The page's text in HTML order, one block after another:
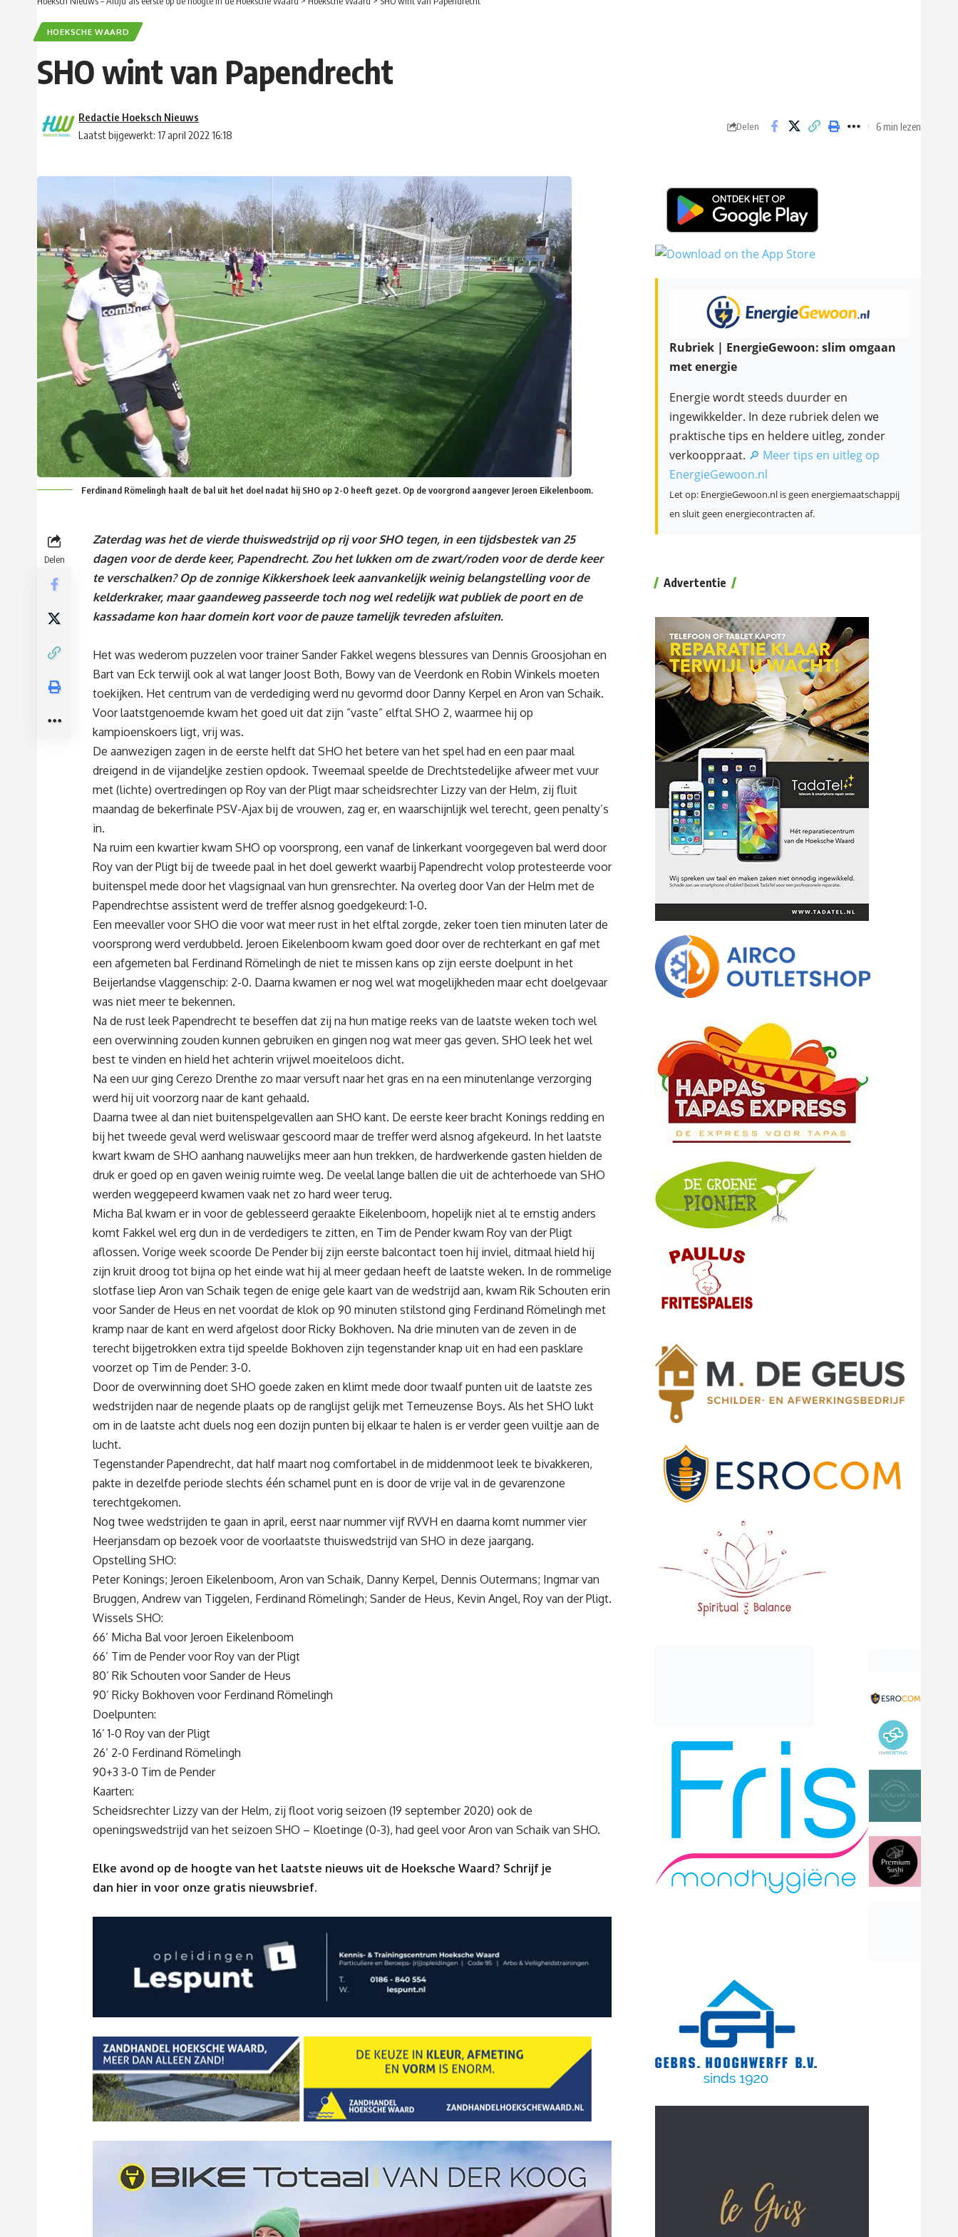
HOEKSCHE WAARD
SHO wint van Papendrecht
Laatst bijgewerkt: 17 april 2022 16:18
Redactie Hoeksch Nieuws
Delen 6 min lezen
Ferdinand Römelingh haalt de bal uit het doel nadat hij SHO op 2-0 heeft gezet. Op de voorgrond aangever Jeroen Eikelenboom.
Delen
Zaterdag was het de vierde thuiswedstrijd op rij voor SHO tegen, in een tijdsbestek van 25
dagen voor de derde keer, Papendrecht. Zou het lukken om de zwart/roden voor de derde keer
te verschalken? Op de zonnige Kikkershoek leek aanvankelijk weinig belangstelling voor de
kelderkraker, maar gaandeweg passeerde toch nog wel redelijk wat publiek de poort en de
kassadame kon haar domein kort voor de pauze tamelijk tevreden afsluiten.
Het was wederom puzzelen voor trainer Sander Fakkel wegens blessures van Dennis Groosjohan en
Bart van Eck terwijl ook al wat langer Joost Both, Bowy van de Veerdonk en Robin Winkels moeten
toekijken. Het centrum van de verdediging werd nu gevormd door Danny Kerpel en Aron van Schaik.
Voor laatstgenoemde kwam het goed uit dat zijn ”vaste” elftal SHO 2, waarmee hij op
kampioenskoers ligt, vrij was.
De aanwezigen zagen in de eerste helft dat SHO het betere van het spel had en een paar maal
dreigend in de vijandeljke zestien opdook. Tweemaal speelde de Drechtstedelijke afweer met vuur
met (lichte) overtredingen op Roy van der Pligt maar scheidsrechter Lizzy van der Helm, zij fluit
maandag de bekerfinale PSV-Ajax bij de vrouwen, zag er, en waarschijnlijk wel terecht, geen penalty’s
in.
Na ruim een kwartier kwam SHO op voorsprong, een vanaf de linkerkant voorgegeven bal werd door
Roy van der Pligt bij de tweede paal in het doel gewerkt waarbij Papendrecht volop protesteerde voor
buitenspel mede door het vlagsignaal van hun grensrechter. Na overleg door Van der Helm met de
Papendrechtse assistent werd de treffer alsnog goedgekeurd: 1-0.
Een meevaller voor SHO die voor wat meer rust in het elftal zorgde, zeker toen tien minuten later de
voorsprong werd verdubbeld. Jeroen Eikelenboom kwam goed door over de rechterkant en gaf met
een afgemeten bal Ferdinand Römelingh de niet te missen kans op zijn eerste doelpunt in het
Beijerlandse vlaggenschip: 2-0. Daarna kwamen er nog wel wat mogelijkheden maar echt doelgevaar
was niet meer te bekennen.
Na de rust leek Papendrecht te beseffen dat zij na hun matige reeks van de laatste weken toch wel
een overwinning zouden kunnen gebruiken en gingen nog wat meer gas geven. SHO leek het wel
best te vinden en hield het achterin vrijwel moeiteloos dicht.
Na een uur ging Cerezo Drenthe zo maar versuft naar het gras en na een minutenlange verzorging
werd hij uit voorzorg naar de kant gehaald.
Daarna twee al dan niet buitenspelgevallen aan SHO kant. De eerste keer bracht Konings redding en
bij het tweede geval werd weliswaar gescoord maar de treffer werd alsnog afgekeurd. In het laatste
kwart kwam de SHO aanhang nauwelijks meer aan hun trekken, de hardwerkende gasten hielden de
druk er goed op en gaven weinig ruimte weg. De veelal lange ballen die uit de achterhoede van SHO
werden weggepeerd kwamen vaak net zo hard weer terug.
Micha Bal kwam er in voor de geblesseerd geraakte Eikelenboom, hopelijk niet al te ernstig anders
komt Fakkel wel erg dun in de verdedigers te zitten, en Tim de Pender kwam Roy van der Pligt
aflossen. Vorige week scoorde De Pender bij zijn eerste balcontact toen hij inviel, ditmaal hield hij
zijn kruit droog tot bijna op het einde wat hij al meer gedaan heeft de laatste weken. In de rommelige
slotfase liep Aron van Schaik tegen de enige gele kaart van de wedstrijd aan, kwam Rik Schouten erin
voor Sander de Heus en net voordat de klok op 90 minuten stilstond ging Ferdinand Römelingh met
kramp naar de kant en werd afgelost door Ricky Bokhoven. Na drie minuten van de zeven in de
terecht bijgetrokken extra tijd speelde Bokhoven zijn tegenstander knap uit en had een pasklare
voorzet op Tim de Pender: 3-0.
Door de overwinning doet SHO goede zaken en klimt mede door twaalf punten uit de laatste zes
wedstrijden naar de negende plaats op de ranglijst gelijk met Terneuzense Boys. Als het SHO lukt
om in de laatste acht duels nog een dozijn punten bij elkaar te halen is er verder geen vuiltje aan de
lucht.
Tegenstander Papendrecht, dat half maart nog comfortabel in de middenmoot leek te bivakkeren,
pakte in dezelfde periode slechts één schamel punt en is door de vrije val in de gevarenzone
terechtgekomen.
Nog twee wedstrijden te gaan in april, eerst naar nummer vijf RVVH en daarna komt nummer vier
Heerjansdam op bezoek voor de voorlaatste thuiswedstrijd van SHO in deze jaargang.
Opstelling SHO:
Peter Konings; Jeroen Eikelenboom, Aron van Schaik, Danny Kerpel, Dennis Outermans; Ingmar van
Bruggen, Andrew van Tiggelen, Ferdinand Römelingh; Sander de Heus, Kevin Angel, Roy van der Pligt.
Wissels SHO:
66’ Micha Bal voor Jeroen Eikelenboom
66’ Tim de Pender voor Roy van der Pligt
80’ Rik Schouten voor Sander de Heus
90’ Ricky Bokhoven voor Ferdinand Römelingh
Doelpunten:
16’ 1-0 Roy van der Pligt
26’ 2-0 Ferdinand Römelingh
90+3 3-0 Tim de Pender
Kaarten:
Scheidsrechter Lizzy van der Helm, zij floot vorig seizoen (19 september 2020) ook de
openingswedstrijd van het seizoen SHO – Kloetinge (0-3), had geel voor Aron van Schaik van SHO.
Elke avond op de hoogte van het laatste nieuws uit de Hoeksche Waard? Schrijf je
dan hier in voor onze gratis nieuwsbrief.
Rubriek | EnergieGewoon: slim omgaan
met energie
Energie wordt steeds duurder en
ingewikkelder. In deze rubriek delen we
praktische tips en heldere uitleg, zonder
verkooppraat. 🔎 Meer tips en uitleg op
EnergieGewoon.nl
Let op: EnergieGewoon.nl is geen energiemaatschappij
en sluit geen energiecontracten af.
Advertentie